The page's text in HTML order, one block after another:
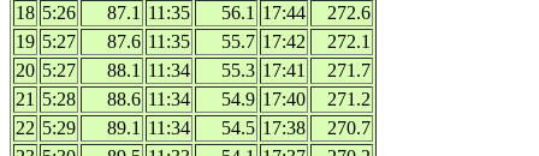
18 5:26 87.1 11:35 56.1 17:44
272.6
19 5:27 87.6 11:35 55.7 17:42
272.1
20 5:27 88.1 11:34 55.3 17:41
271.7
21 5:28 88.6 11:34 54.9 17:40
271.2
22 5:29 89.1 11:34 54.5 17:38
270.7